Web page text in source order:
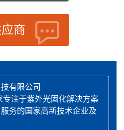
商
有限公司
注于紫外光固化解决方案
务的国家高新技术企业及